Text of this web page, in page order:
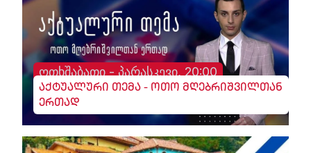
ოთხშაბათი - პარასკევი, 20:00
აქტუალური თემა - ოთო მღებრიშვილთან
ერთად